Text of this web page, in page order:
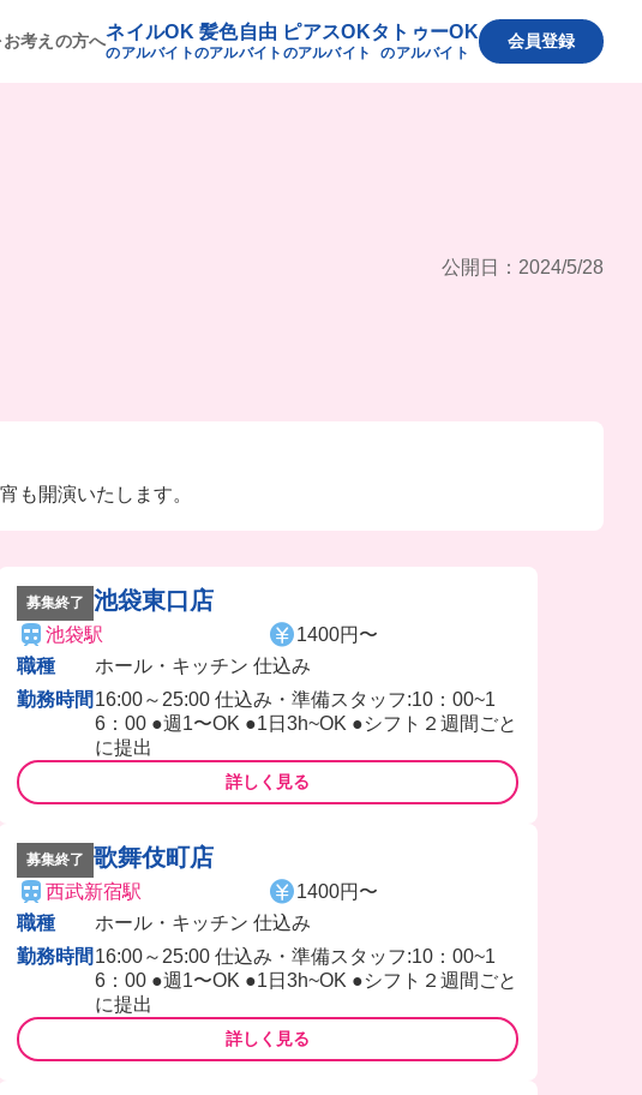
考えの方へネイルOK
のアルバイト
髪色自由
のアルバイト
ピアスOK
のアルバイト
タトゥーOK
のアルバイト
会員登録
公開日：2024/5/28
も開演いたします。
募集終了 池袋東口店
池袋駅
1400円〜
職種
ホール・キッチン 仕込み
勤務時間 16:00～25:00 仕込み・準備スタッフ:10：00~1
6：00 ●週1〜OK ●1日3h~OK ●シフト２週間ごと
に提出
詳しく見る
募集終了 歌舞伎町店
西武新宿駅
1400円〜
職種
ホール・キッチン 仕込み
勤務時間 16:00～25:00 仕込み・準備スタッフ:10：00~1
6：00 ●週1〜OK ●1日3h~OK ●シフト２週間ごと
に提出
詳しく見る